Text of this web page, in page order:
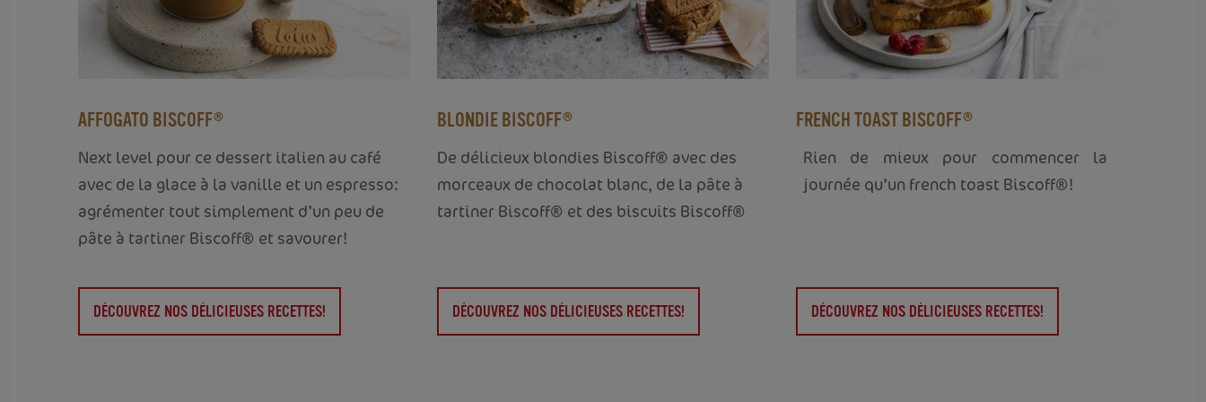
AFFOGATO BISCOFF®
Next level pour ce dessert italien au café
avec de la glace à la vanille et un espresso:
agrémenter tout simplement d’un peu de
pâte à tartiner Biscoff® et savourer!
DÉCOUVREZ NOS DÉLICIEUSES RECETTES!
BLONDIE BISCOFF®
De délicieux blondies Biscoff® avec des
morceaux de chocolat blanc, de la pâte à
tartiner Biscoff® et des biscuits Biscoff®
DÉCOUVREZ NOS DÉLICIEUSES RECETTES!
FRENCH TOAST BISCOFF®
Rien de mieux pour commencer la
journée qu’un french toast Biscoff®!
DÉCOUVREZ NOS DÉLICIEUSES RECETTES!